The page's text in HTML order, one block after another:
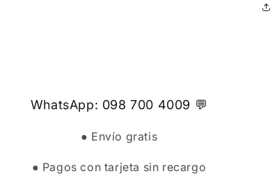
WhatsApp: 098 700 4009 💬
● Envío gratis
● Pagos con tarjeta sin recargo